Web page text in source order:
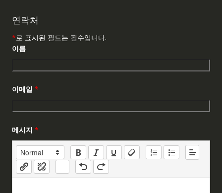
연락처
*로 표시된 필드는 필수입니다.
이름
이메일 *
메시지 *